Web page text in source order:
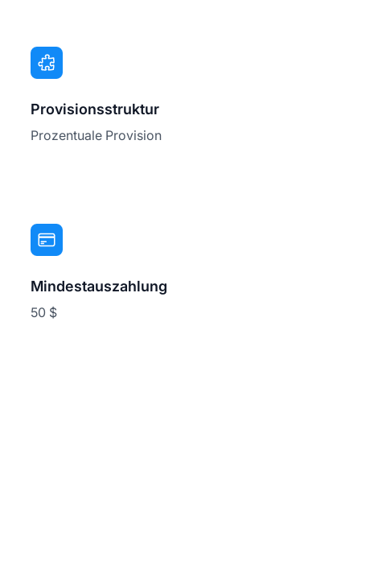
Provisionsstruktur
Prozentuale Provision
Mindestauszahlung
50 $